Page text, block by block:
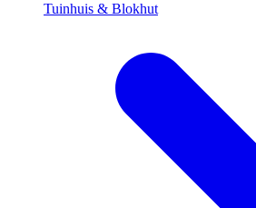
Tuinhuis & Blokhut